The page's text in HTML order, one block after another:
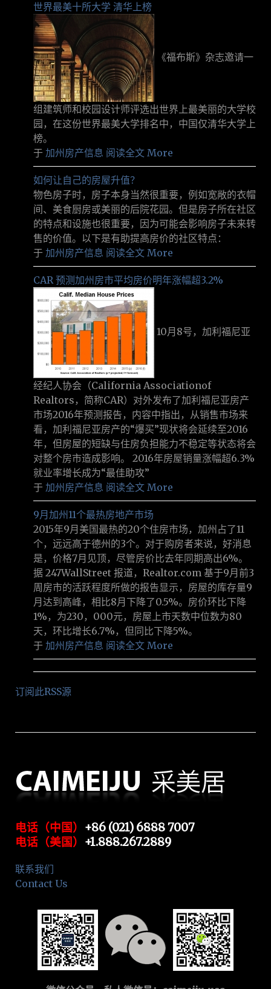
世界最美十所大学 清华上榜
《福布斯》杂志邀请一
组建筑师和校园设计师评选出世界上最美丽的大学校
园，在这份世界最美大学排名中，中国仅清华大学上
榜。
于 加州房产信息 阅读全文 More
如何让自己的房屋升值？
物色房子时，房子本身当然很重要，例如宽敞的衣帽
间、美食厨房或美丽的后院花园。但是房子所在社区
的特点和设施也很重要，因为可能会影响房子未来转
售的价值。以下是有助提高房价的社区特点：
于 加州房产信息 阅读全文 More
CAR 预测加州房市平均房价明年涨幅超3.2%
10月8号，加利福尼亚
经纪人协会（California Associationof
Realtors，简称CAR）对外发布了加利福尼亚房产
市场2016年预测报告，内容中指出，从销售市场来
看，加利福尼亚房产的“爆买”现状将会延续至2016
年，但房屋的短缺与住房负担能力不稳定等状态将会
对整个房市造成影响。 2016年房屋销量涨幅超6.3%
就业率增长成为“最佳助攻”
于 加州房产信息 阅读全文 More
9月加州11个最热房地产市场
2015年9月美国最热的20个住房市场，加州占了11
个，远远高于德州的3个。对于购房者来说，好消息
是，价格7月见顶，尽管房价比去年同期高出6%。
据 247WallStreet 报道，Realtor.com 基于9月前3
周房市的活跃程度所做的报告显示，房屋的库存量9
月达到高峰，相比8月下降了0.5%。房价环比下降
1%，为230，000元，房屋上市天数中位数为80
天，环比增长6.7%，但同比下降5%。
于 加州房产信息 阅读全文 More
订阅此RSS源
电话（中国） +86 (021) 6888 7007
电话（美国） +1.888.267.2889
联系我们
Contact Us